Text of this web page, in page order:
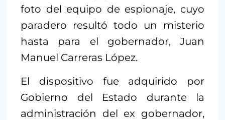
foto del equipo de espionaje, cuyo
paradero resultó todo un misterio
hasta para el gobernador, Juan
Manuel Carreras López.
El dispositivo fue adquirido por
Gobierno del Estado durante la
administración del ex gobernador,